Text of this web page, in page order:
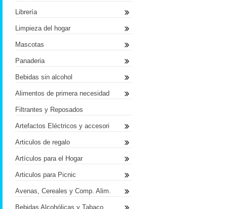
Librería
Limpieza del hogar
Mascotas
Panaderia
Bebidas sin alcohol
Alimentos de primera necesidad
Filtrantes y Reposados
Artefactos Eléctricos y accesori
Articulos de regalo
Artículos para el Hogar
Articulos para Picnic
Avenas, Cereales y Comp. Alim.
Bebidas Alcohólicas y Tabaco